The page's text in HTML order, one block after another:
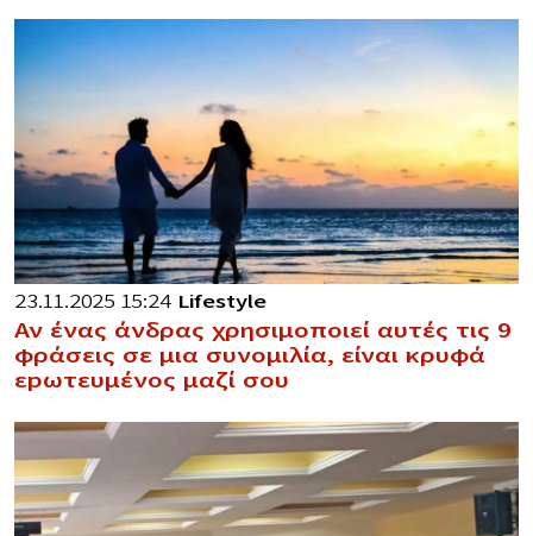
23.11.2025 15:24 Lifestyle
Αν ένας άνδρας χρησιμοποιεί αυτές τις 9
φράσεις σε μια συνομιλία, είναι κρυφά
εpωτευμένος μαζί σου